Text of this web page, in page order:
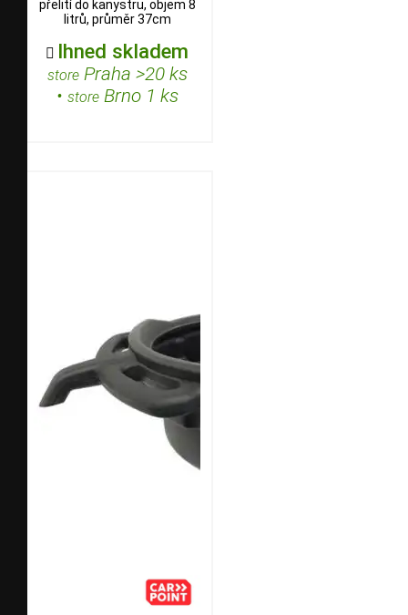
přelití do kanystru, objem 8
litrů, průměr 37cm
 Ihned skladem
storePraha >20 ks
• storeBrno 1 ks